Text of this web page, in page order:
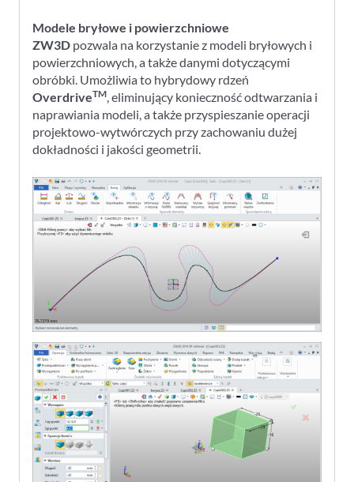
Modele bryłowe i powierzchniowe
ZW3D pozwala na korzystanie z modeli bryłowych i
powierzchniowych, a także danymi dotyczącymi
obróbki. Umożliwia to hybrydowy rdzeń
OverdriveTM, eliminujący konieczność odtwarzania i
naprawiania modeli, a także przyspieszanie operacji
projektowo-wytwórczych przy zachowaniu dużej
dokładności i jakości geometrii.